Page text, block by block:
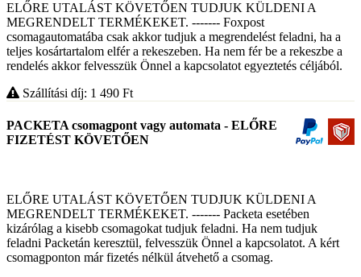
ELŐRE UTALÁST KÖVETŐEN TUDJUK KÜLDENI A
MEGRENDELT TERMÉKEKET. ------- Foxpost
csomagautomatába csak akkor tudjuk a megrendelést feladni, ha a
teljes kosártartalom elfér a rekeszeben. Ha nem fér be a rekeszbe a
rendelés akkor felvesszük Önnel a kapcsolatot egyeztetés céljából.
Szállítási díj: 1 490 Ft
PACKETA csomagpont vagy automata - ELŐRE
FIZETÉST KÖVETŐEN
ELŐRE UTALÁST KÖVETŐEN TUDJUK KÜLDENI A
MEGRENDELT TERMÉKEKET. ------- Packeta esetében
kizárólag a kisebb csomagokat tudjuk feladni. Ha nem tudjuk
feladni Packetán keresztül, felvesszük Önnel a kapcsolatot. A kért
csomagponton már fizetés nélkül átvehető a csomag.